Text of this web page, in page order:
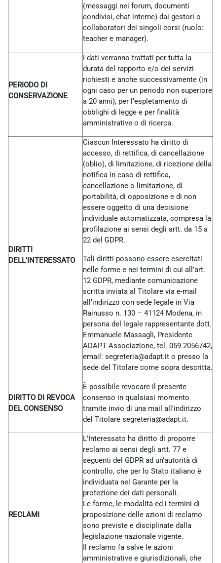
(messaggi nei forum, documenti
condivisi, chat interne) dai gestori o
collaboratori dei singoli corsi (ruolo:
teacher e manager).
PERIODO DI
CONSERVAZIONE
I dati verranno trattati per tutta la
durata del rapporto e/o dei servizi
richiesti e anche successivamente (in
ogni caso per un periodo non superiore
a 20 anni), per l’espletamento di
obblighi di legge e per finalità
amministrative o di ricerca.
DIRITTI
DELL’INTERESSATO
Ciascun Interessato ha diritto di
accesso, di rettifica, di cancellazione
(oblio), di limitazione, di ricezione della
notifica in caso di rettifica,
cancellazione o limitazione, di
portabilità, di opposizione e di non
essere oggetto di una decisione
individuale automatizzata, compresa la
profilazione ai sensi degli artt. da 15 a
22 del GDPR.
Tali diritti possono essere esercitati
nelle forme e nei termini di cui all’art.
12 GDPR, mediante comunicazione
scritta inviata al Titolare via e-mail
all’indirizzo con sede legale in Via
Rainusso n. 130 – 41124 Modena, in
persona del legale rappresentante dott.
Emmanuele Massagli, Presidente
ADAPT Associazione, tel. 059 2056742,
email: segreteria@adapt.it o presso la
sede del Titolare come sopra descritta.
DIRITTO DI REVOCA
DEL CONSENSO
È possibile revocare il presente
consenso in qualsiasi momento
tramite invio di una mail all’indirizzo
del Titolare segreteria@adapt.it.
RECLAMI
L’Interessato ha diritto di proporre
reclamo ai sensi degli artt. 77 e
seguenti del GDPR ad un’autorità di
controllo, che per lo Stato italiano è
individuata nel Garante per la
protezione dei dati personali.
Le forme, le modalità ed i termini di
proposizione delle azioni di reclamo
sono previste e disciplinate dalla
legislazione nazionale vigente.
Il reclamo fa salve le azioni
amministrative e giurisdizionali, che